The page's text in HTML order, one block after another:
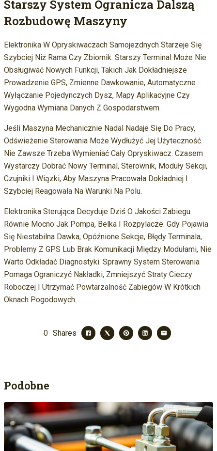
Starszy System Ogranicza Dalszą
Rozbudowę Maszyny
Elektronika W Opryskiwaczach Samojezdnych Starzeje Się
Szybciej Niż Rama Czy Zbiornik. Starszy Terminal Może Nie
Obsługiwać Nowych Funkcji, Takich Jak Dokładniejsze
Prowadzenie GPS, Zmienne Dawkowanie, Automatyczne
Wyłączanie Pojedynczych Dysz, Mapy Aplikacyjne Czy
Wygodna Wymiana Danych Z Gospodarstwem.
Jeśli Maszyna Mechanicznie Nadal Nadaje Się Do Pracy,
Odświeżenie Sterowania Może Wydłużyć Jej Użyteczność.
Nie Zawsze Trzeba Wymieniać Cały Opryskiwacz. Czasem
Wystarczy Dobrać Nowy Terminal, Sterownik, Moduły Sekcji,
Czujniki I Wiązki, Aby Maszyna Pracowała Dokładniej I
Szybciej Reagowała Na Warunki Na Polu.
Elektronika Sterująca Decyduje Dziś O Jakości Zabiegu
Równie Mocno Jak Pompa, Belka I Rozpylacze. Gdy Pojawia
Się Niestabilna Dawka, Opóźnione Sekcje, Błędy Terminala,
Problemy Z GPS Lub Brak Komunikacji Między Modułami, Nie
Warto Odkładać Diagnostyki. Sprawny System Sterowania
Pomaga Ograniczyć Nakładki, Zmniejszyć Straty Cieczy
Roboczej I Utrzymać Powtarzalność Zabiegów W Krótkich
Oknach Pogodowych.
0 Shares
Podobne